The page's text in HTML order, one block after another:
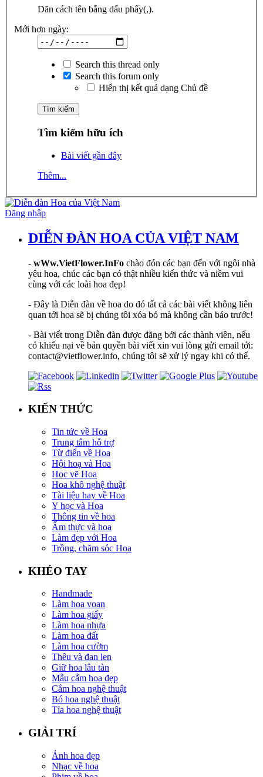
Dãn cách tên bằng dấu phẩy(,).
Mới hơn ngày:
Search this thread only
Search this forum only
Hiển thị kết quả dạng Chủ đề
Tìm kiếm hữu ích
Bài viết gần đây
Thêm...
Đăng nhập
DIỄN ĐÀN HOA CỦA VIỆT NAM
- wWw.VietFlower.InFo chào đón các bạn đến với ngôi nhà
yêu hoa, chúc các bạn có thật nhiều kiến thức và niềm vui
cùng với các loài hoa đẹp!
- Đây là Diễn đàn về hoa do đó tất cả các bài viết không liên
quan tới hoa sẽ bị chúng tôi xóa bỏ mà không cần báo trước!
- Bài viết trong Diễn đàn được đăng bởi các thành viên, nếu
có khiếu nại về bản quyền bài viết xin vui lòng gửi email tới:
contact@vietflower.info, chúng tôi sẽ xử lý ngay khi có thể.
KIẾN THỨC
Tin tức về Hoa
Trung tâm hỗ trợ
Từ điển về Hoa
Hội hoạ và Hoa
Học vẽ Hoa
Hoa khô nghệ thuật
Tài liệu hay về Hoa
Y học và Hoa
Thông tin về hoa
Ẩm thực và hoa
Làm đẹp với Hoa
Trồng, chăm sóc Hoa
KHÉO TAY
Handmade
Làm hoa voan
Làm hoa giấy
Làm hoa nhựa
Làm hoa đất
Làm hoa cườm
Thêu và đan len
Giữ hoa lâu tàn
Mẫu cắm hoa đẹp
Cắm hoa nghệ thuật
Bó hoa nghệ thuật
Tỉa hoa nghệ thuật
GIẢI TRÍ
Ảnh hoa đẹp
Nhạc về hoa